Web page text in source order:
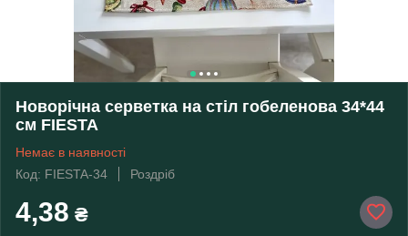
Новорічна серветка на стіл гобеленова 34*44
см FIESTA
Немає в наявності
Код: FIESTA-34
Роздріб
4,38 ₴